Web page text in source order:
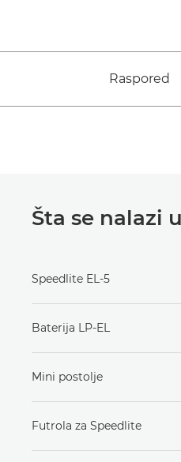
Raspored
Šta se nalazi
Speedlite EL-5
Baterija LP-EL
Mini postolje
Futrola za Speedlite